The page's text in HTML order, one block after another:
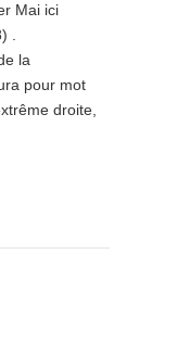
Mai ici
.
la
pour mot
droite,